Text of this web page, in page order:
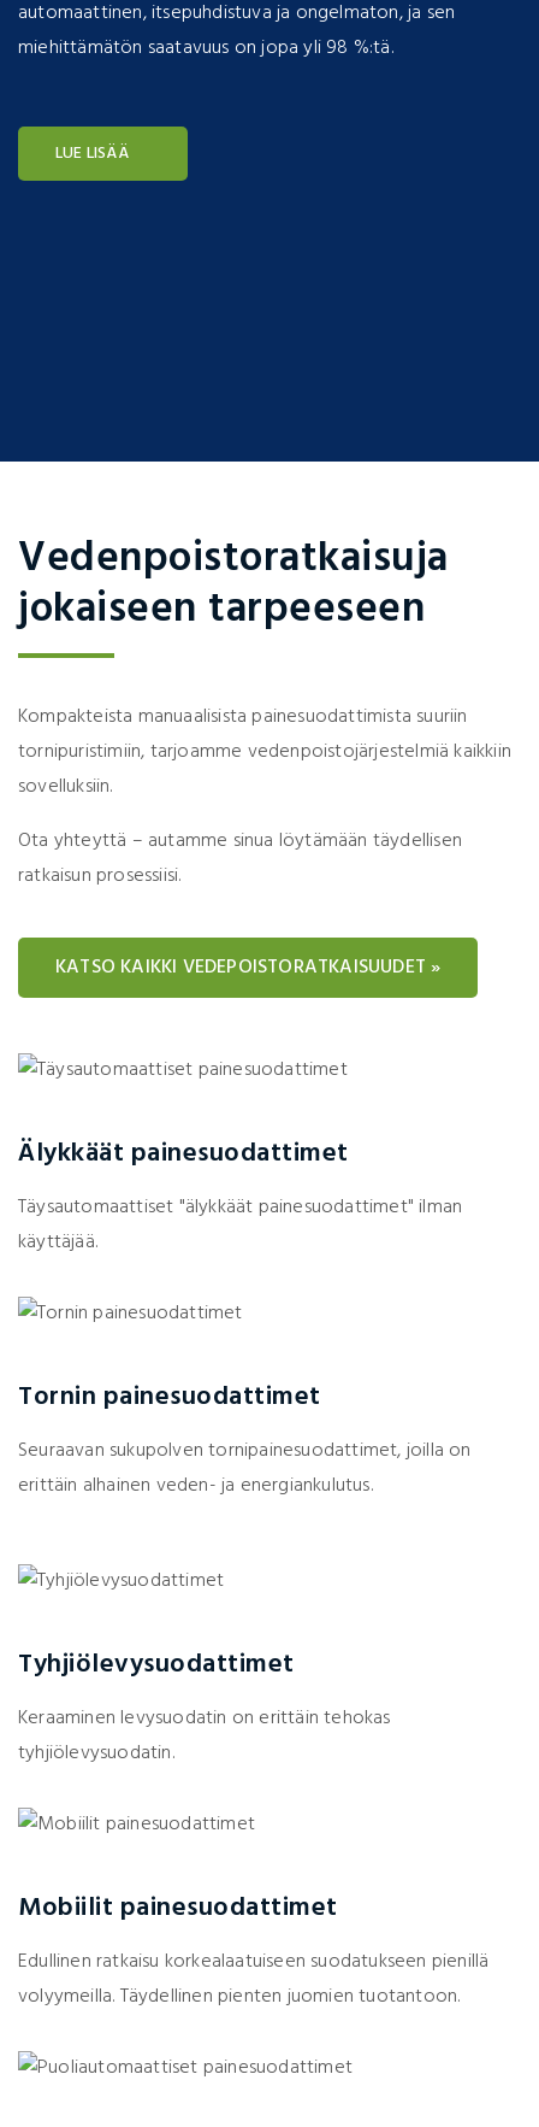
automaattinen, itsepuhdistuva ja ongelmaton, ja sen
miehittämätön saatavuus on jopa yli 98 %:tä.
LUE LISÄÄ
Vedenpoistoratkaisuja
jokaiseen tarpeeseen
Kompakteista manuaalisista painesuodattimista suuriin
tornipuristimiin, tarjoamme vedenpoistojärjestelmiä kaikkiin
sovelluksiin.
Ota yhteyttä – autamme sinua löytämään täydellisen
ratkaisun prosessiisi.
KATSO KAIKKI VEDEPOISTORATKAISUUDET »
Älykkäät painesuodattimet
Täysautomaattiset "älykkäät painesuodattimet" ilman
käyttäjää.
Tornin painesuodattimet
Seuraavan sukupolven tornipainesuodattimet, joilla on
erittäin alhainen veden- ja energiankulutus.
Tyhjiölevysuodattimet
Keraaminen levysuodatin on erittäin tehokas
tyhjiölevysuodatin.
Mobiilit painesuodattimet
Edullinen ratkaisu korkealaatuiseen suodatukseen pienillä
volyymeilla. Täydellinen pienten juomien tuotantoon.